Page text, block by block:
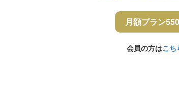
月額プラン
会員の方はこち